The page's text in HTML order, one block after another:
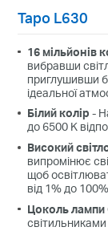
Tapo L630
16 мільйонів
вибравши
приглушивши
ідеальної
Білий колір -
до 6500 K
Високий
випромінює
щоб
від 1% до
Цоколь лампи